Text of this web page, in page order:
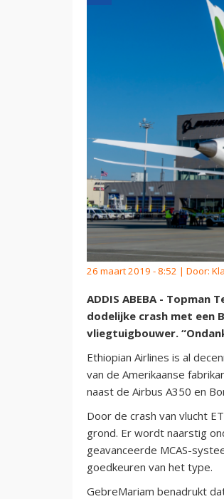
26 maart 2019 - 8:52 | Door:
ADDIS ABEBA - Topman
dodelijke crash met een
vliegtuigbouwer.
Ethiopian Airlines is al
van de Amerikaanse
naast de Airbus A350 en
Door de crash van vlucht
grond. Er wordt naarstig
geavanceerde MCAS-
goedkeuren van het type.
GebreMariam benadrukt